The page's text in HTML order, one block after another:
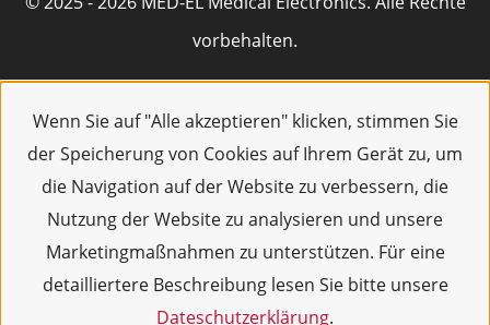
Wenn Sie auf "Alle akzeptieren" klicken, stimmen Sie
der Speicherung von Cookies auf Ihrem Gerät zu, um
die Navigation auf der Website zu verbessern, die
Nutzung der Website zu analysieren und unsere
Marketingmaßnahmen zu unterstützen. Für eine
detailliertere Beschreibung lesen Sie bitte unsere
Dateschutzerklärung.
vorbehalten.